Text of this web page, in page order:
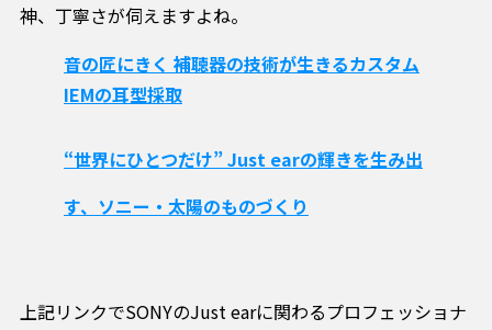
神、丁寧さが伺えますよね。
音の匠にきく 補聴器の技術が生きるカスタム
IEMの耳型採取
“世界にひとつだけ” Just earの輝きを生み出
す、ソニー・太陽のものづくり
上記リンクでSONYのJust earに関わるプロフェッショナ